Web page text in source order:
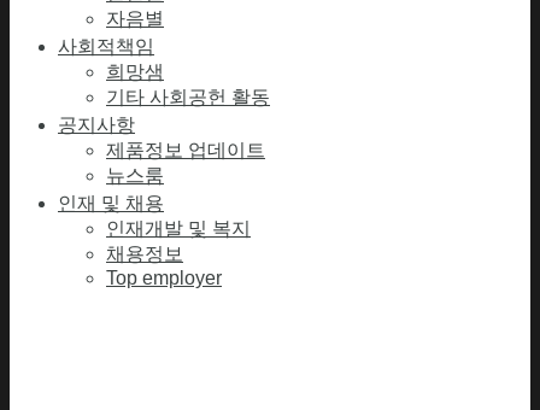
자음별
사회적책임
희망샘
기타 사회공헌 활동
공지사항
제품정보 업데이트
뉴스룸
인재 및 채용
인재개발 및 복지
채용정보
Top employer